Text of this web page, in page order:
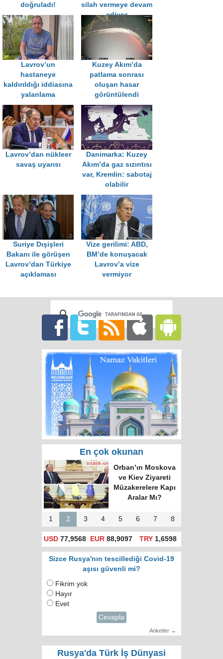
doğruladı!
silah vermeye devam
ediyor
Lavrov’un
hastaneye
kaldırıldığı iddiasına
yalanlama
Kuzey Akım’da
patlama sonrası
oluşan hasar
görüntülendi
Lavrov’dan nükleer
savaş uyarısı
Danimarka: Kuzey
Akım’da gaz sızıntısı
var, Kremlin: sabotaj
olabilir
Suriye Dışişleri
Bakanı ile görüşen
Lavrov’dan Türkiye
açıklaması
Vize gerilimi: ABD,
BM’de konuşacak
Lavrov’a vize
vermiyor
En çok okunan
Rusya'da hatalı celp
için itiraz e-devlet
(gosuslugi)
üzerinden
yapılacak!
1 2 3 4 5 6 7 8
USD 77,9568 EUR 88,9097 TRY1,6598
Sizce Rusya'nın tescillediği Covid-19
aşısı güvenli mi?
Fikrim yok
Hayır
Evet
Cevapla
Anketler →
Rusya'da Türk İş Dünyasi